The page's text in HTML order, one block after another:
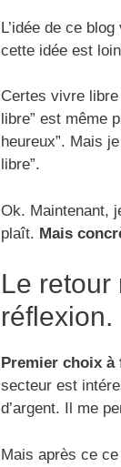
L’idée de ce
cette idée est
Certes vivre
libre” est même
heureux”. Mais
libre”.
Ok. Maintenant,
plaît. Mais
Le retour
réflexion.
Premier choix à
secteur est
d’argent. Il me
Mais après ce